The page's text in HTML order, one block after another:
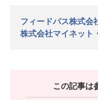
フィードパス株式会
株式会社マイネット
この記事は